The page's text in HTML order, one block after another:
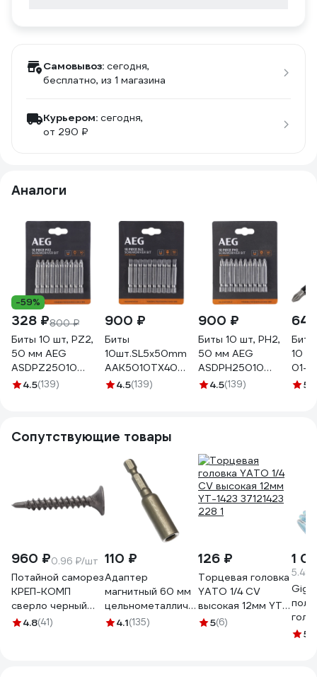
Самовывоз: сегодня,
бесплатно, из 1 магазина
Курьером: сегодня,
от 290 ₽
Аналоги
-59%
328 ₽800 ₽
Биты 10 шт, PZ2,
50 мм AEG
ASDPZ25010
4932479508
4.5(139)
900 ₽
Биты
10шт.SL5x50mm
AAK5010TX40
AEG 4932479529
4.5(139)
900 ₽
Биты 10 шт, РН2,
50 мм AEG
ASDPH25010
4932479504
4.5(139)
10
01-
5
Сопутствующие товары
960 ₽0.96 ₽/шт
Потайной саморез
КРЕП-КОМП
сверло черный
3,5х25 1000шт
4.8(41)
110 ₽
Адаптер
магнитный 60 мм
цельнометаллический
для бит Biber
4.1(135)
126 ₽
Торцевая головка
YATO 1/4 CV
высокая 12мм YT-
1423 37121423 228
5(6)
1
5.49
5